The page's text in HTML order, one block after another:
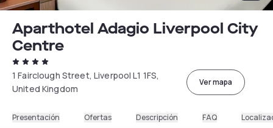
Aparthotel Adagio Liverpool City
Centre
1 Fairclough Street, Liverpool L1 1FS,
United Kingdom
Ver mapa
Presentación Ofertas Descripción FAQ